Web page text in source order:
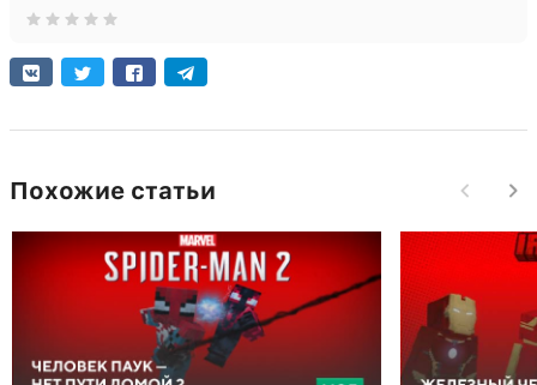
Похожие статьи